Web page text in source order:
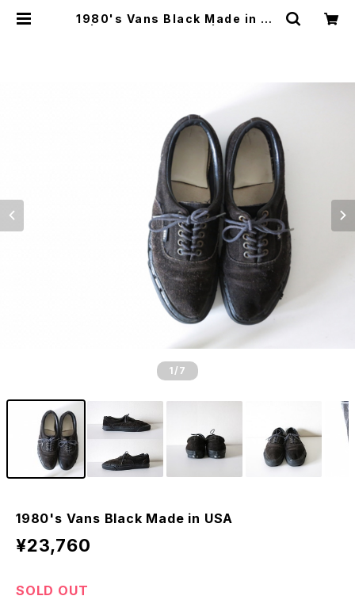
1980's Vans Black Made in US
1 /7
1980's Vans Black Made in USA
¥23,760
SOLD OUT